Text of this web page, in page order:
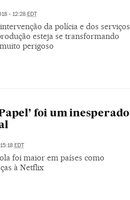
- 12:28 EDT
da polícia e dos serviços
esteja se transformando
perigoso
foi um inesperado
EDT
foi maior em países como
à Netflix